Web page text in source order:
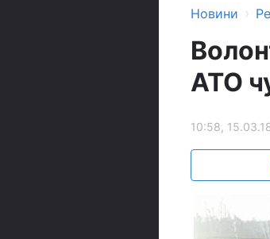
Новини ›
АТО
10:58,